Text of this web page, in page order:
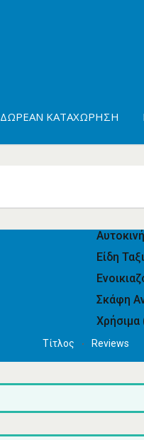
ΔΩΡΕΆΝ ΚΑΤΑΧΏΡΗΣΗ
Είδη
Σκάφη
Χρήσιμα
Τίτλος Reviews